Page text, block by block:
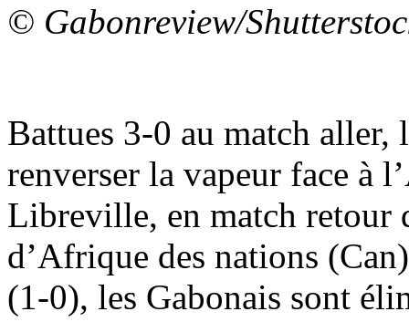
© Gabonreview/
Battues 3-0 au match aller,
renverser la vapeur face à
Libreville, en match retour
d’Afrique des nations
(1-0), les Gabonais sont